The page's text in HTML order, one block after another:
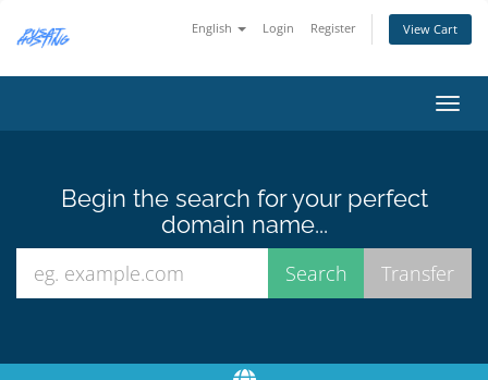
English Login Register View Cart
Begin the search for your perfect
domain name...